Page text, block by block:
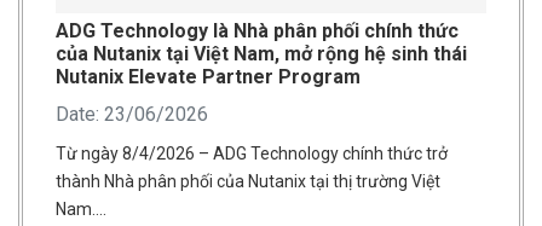
ADG Technology là Nhà phân phối chính thức
của Nutanix tại Việt Nam, mở rộng hệ sinh thái
Nutanix Elevate Partner Program
Date: 23/06/2026
Từ ngày 8/4/2026 – ADG Technology chính thức trở
thành Nhà phân phối của Nutanix tại thị trường Việt
Nam….